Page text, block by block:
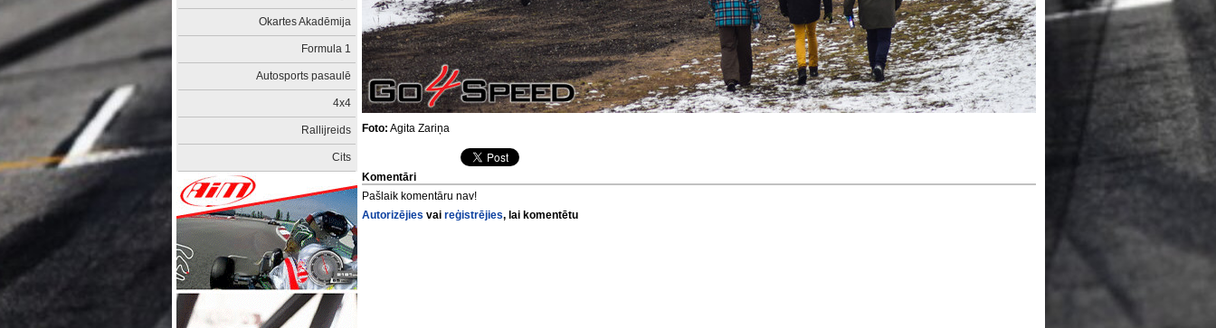
Okartes Akadēmija
Formula 1
Autosports pasaulē
4x4
Rallijreids
Cits
Foto: Agita Zariņa
Komentāri
Pašlaik komentāru nav!
Autorizējies vai reģistrējies, lai komentētu